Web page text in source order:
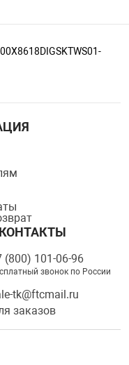
КОНТАКТЫ
(800) 101-06-96
звонок по России
tk@ftcmail.ru
заказов